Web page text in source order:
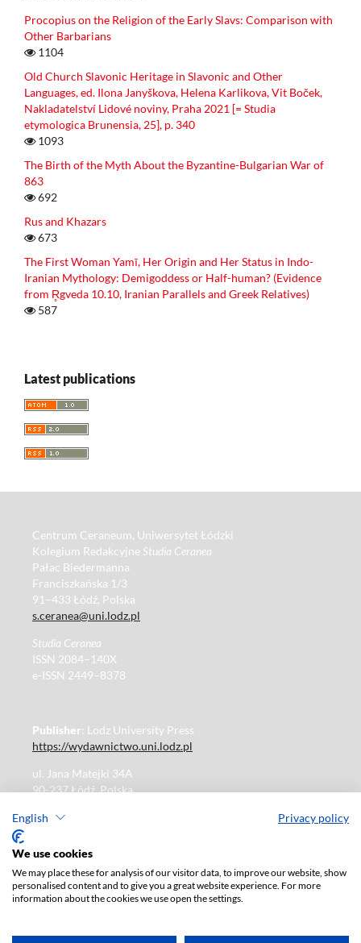
English Privacy policy
We use cookies
We may place these for analysis of our visitor data, to improve our website, show
personalised content and to give you a great website experience. For more
information about the cookies we use open the settings.
Procopius on the Religion of the Early Slavs: Comparison with
Other Barbarians
1104
Old Church Slavonic Heritage in Slavonic and Other
Languages, ed. Ilona Janyškova, Helena Karlikova, Vit Boček,
Nakladatelství Lidové noviny, Praha 2021 [= Studia
etymologica Brunensia, 25], p. 340
1093
The Birth of the Myth About the Byzantine-Bulgarian War of
863
692
Rus and Khazars
673
The First Woman Yamī, Her Origin and Her Status in Indo-
Iranian Mythology: Demigoddess or Half-human? (Evidence
from R̥gveda 10.10, Iranian Parallels and Greek Relatives)
587
Latest publications
Centrum Ceraneum, Uniwersytet Łódzki
Kolegium Redakcyjne Studia Ceranea
Pałac Biedermanna
Franciszkańska 1/3
91–433 Łódź, Polska
s.ceranea@uni.lodz.pl
Studia Ceranea
ISSN 2084–140X
e-ISSN 2449–8378
Publisher: Lodz University Press
https://wydawnictwo.uni.lodz.pl
ul. Jana Matejki 34A
90-237 Łódź, Polska
Publisher's office: journals@uni.lodz.pl
The electronic version of the journal is fully available on
the website in Open Access: